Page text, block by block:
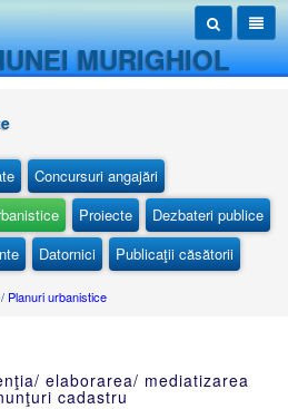
MURIGHIOL
Concursuri angajări
Proiecte
Dezbateri publice
Datornici Publicaţii căsătorii
/ Planuri urbanistice
elaborarea/ mediatizarea
cadastru